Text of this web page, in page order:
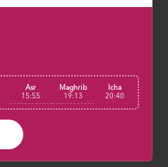
Asr
15:55
Maghrib
19:13
Icha
20:40